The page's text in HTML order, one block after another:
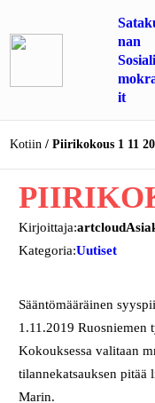
sisältöön
nan
it
Kotiin Piirikokous 1 11
Kirjoittaja:
Kategoria:Uutiset
Sääntömääräinen
1.11.2019
Kokouksessa valitaan
tilannekatsauksen pitää
Marin.